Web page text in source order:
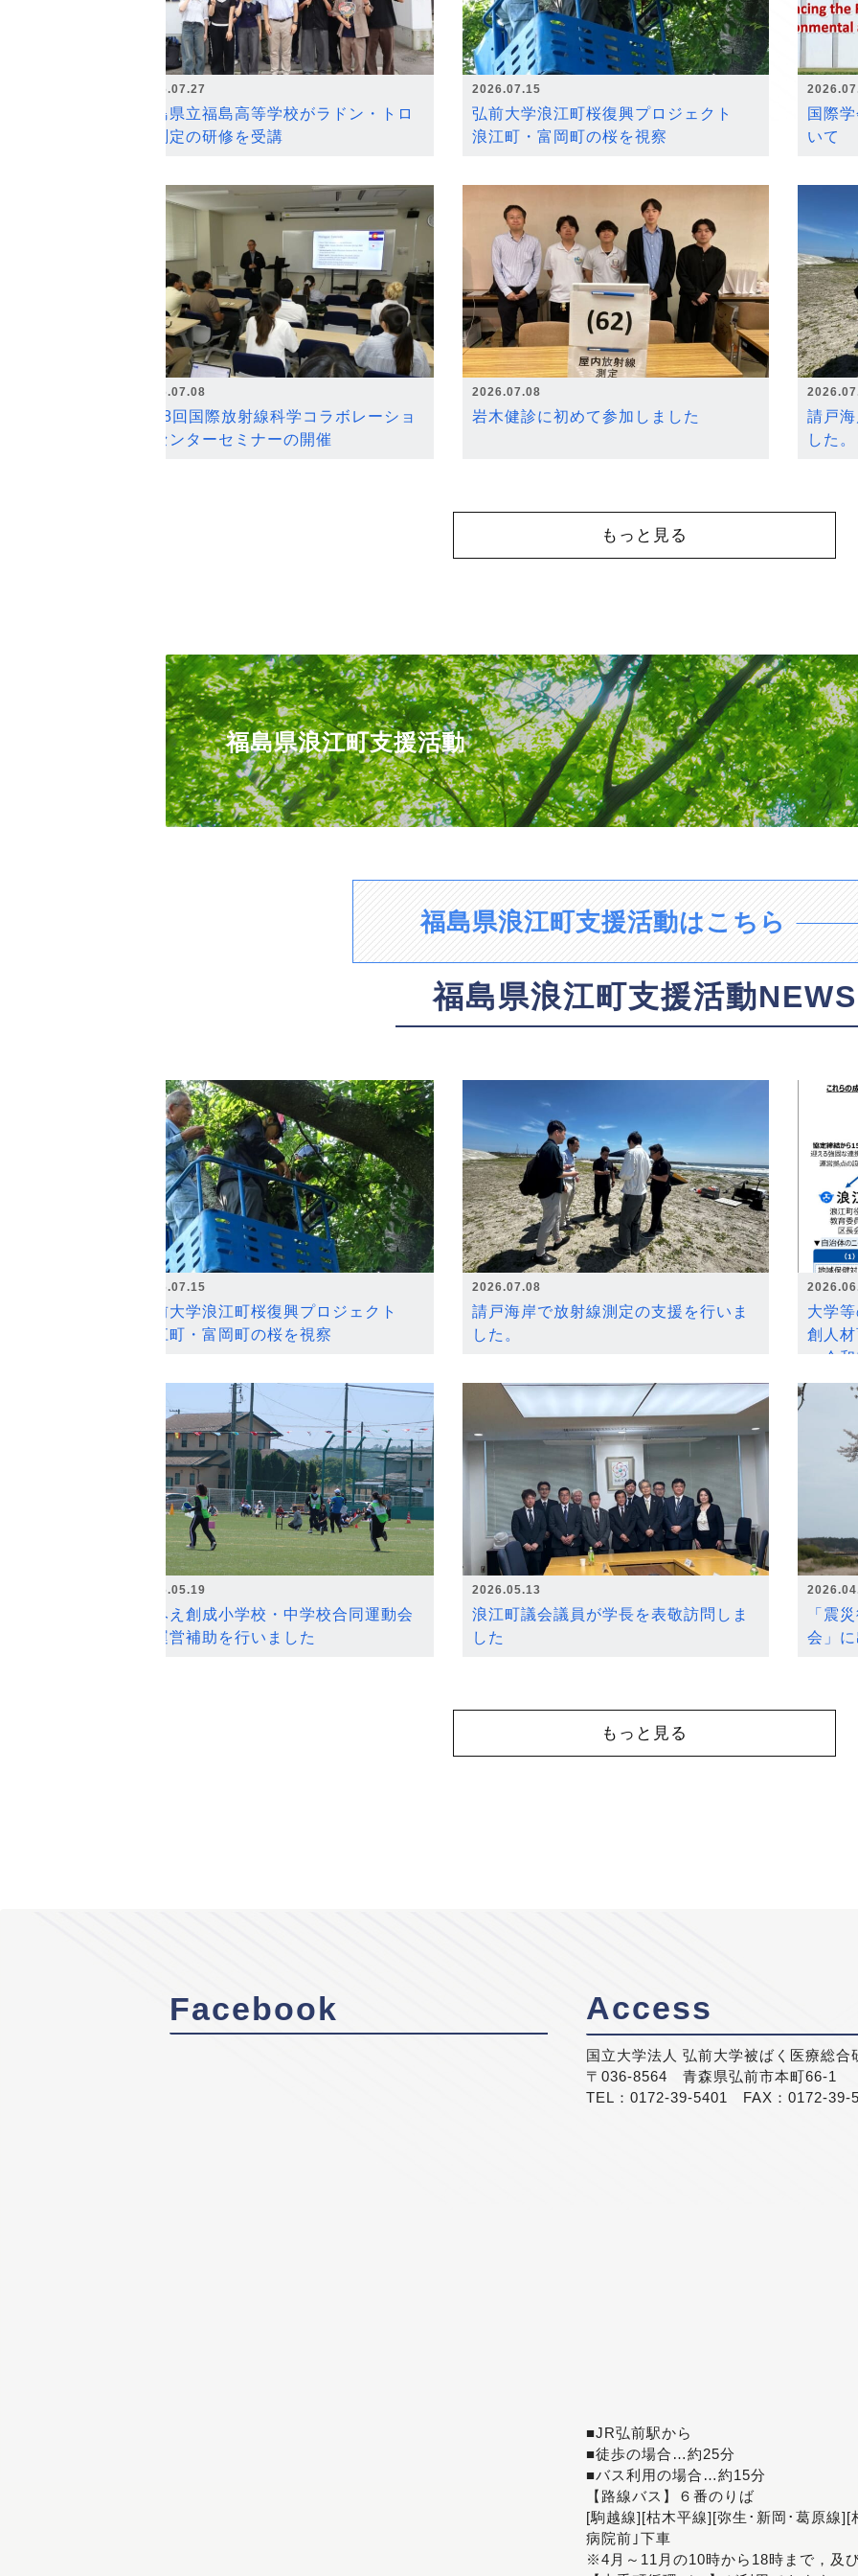
2026.07.27
福島県立福島高等学校がラドン・トロ
ン測定の研修を受講
2026.07.15
弘前大学浪江町桜復興プロジェクト
浪江町・富岡町の桜を視察
国際
いて
2026.07.08
第18回国際放射線科学コラボレーショ
ンセンターセミナーの開催
2026.07.08
岩木健診に初めて参加しました
請戸
した。
もっと見る
福島県浪江町支援活動
福島県浪江町支援活動はこちら
福島県浪江町支援活動NEWS
2026.07.15
弘前大学浪江町桜復興プロジェクト
浪江町・富岡町の桜を視察
2026.07.08
請戸海岸で放射線測定の支援を行いま
した。
大学
創人
～令
2026.05.19
なみえ創成小学校・中学校合同運動会
の運営補助を行いました
2026.05.13
浪江町議会議員が学長を表敬訪問しま
した
「震
会」
もっと見る
Facebook Access
国立大学法人 弘前大学被ばく医療総合
〒036-8564 青森県弘前市本町66-1
TEL：0172-39-5401 FAX：0172-39-
■JR弘前駅から
■徒歩の場合…約25分
■バス利用の場合…約15分
【路線バス】６番のりば
[駒越線][枯木平線][弥生･新岡･葛原線
病院前｣下車
※4月～11月の10時から18時まで，及